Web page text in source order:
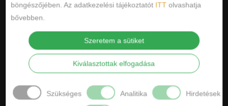
HASZNOS INFORMÁCIÓK
ADATKEZELÉSI TÁJÉKOZTATÓ
ELÁLLÁS / VISSZAKÜLDÉS
böngészőjében. Az adatkezelési tájékoztatót ITT olvashatja
bővebben.
Szeretem a sütiket
Kiválasztottak elfogadása
Szükséges Analitika Hirdetések